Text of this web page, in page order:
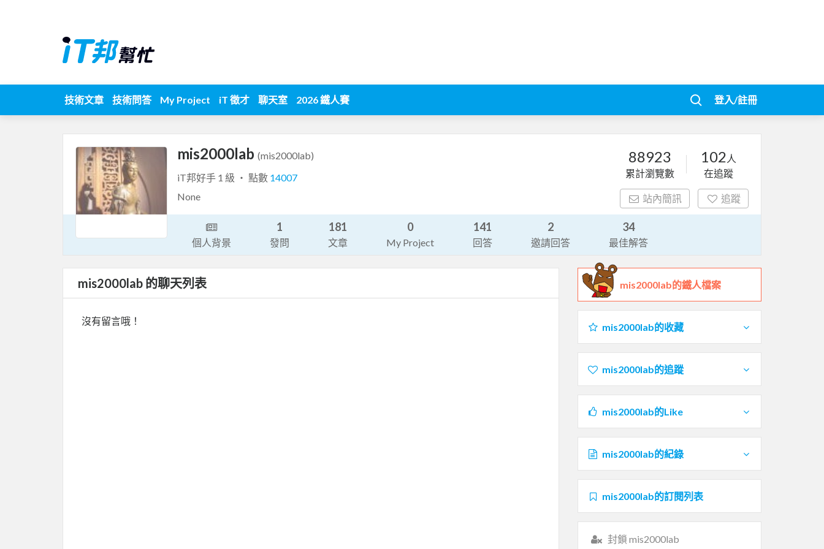
技術文章 技術問答 My Project iT 徵才 聊天室 2026 鐵人賽 登入/註冊
mis2000lab (mis2000lab)
iT邦好手 1 級 ‧ 點數 14007
None
88923
累計瀏覽數
102 人
在追蹤
站內簡訊 追蹤
個人背景
1
發問
181
文章
0
My Project
141
回答
2
邀請回答
34
最佳解答
mis2000lab 的聊天列表
沒有留言哦！
mis2000lab的鐵人檔案
mis2000lab的收藏
mis2000lab的追蹤
mis2000lab的Like
mis2000lab的紀錄
mis2000lab的訂閱列表
封鎖 mis2000lab